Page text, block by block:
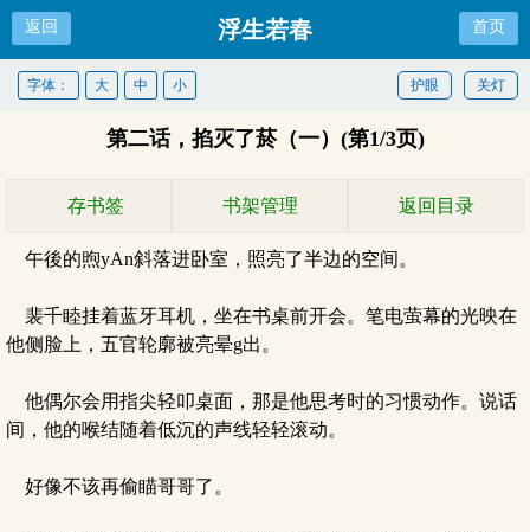
返回 浮生若春 首页
关灯
护眼
字体： 大 中 小
第二话，掐灭了菸（一）(第1/3页)
存书签 书架管理 返回目录
午後的煦yAn斜落进卧室，照亮了半边的空间。
裴千睦挂着蓝牙耳机，坐在书桌前开会。笔电萤幕的光映在
他侧脸上，五官轮廓被亮晕g出。
他偶尔会用指尖轻叩桌面，那是他思考时的习惯动作。说话
间，他的喉结随着低沉的声线轻轻滚动。
好像不该再偷瞄哥哥了。